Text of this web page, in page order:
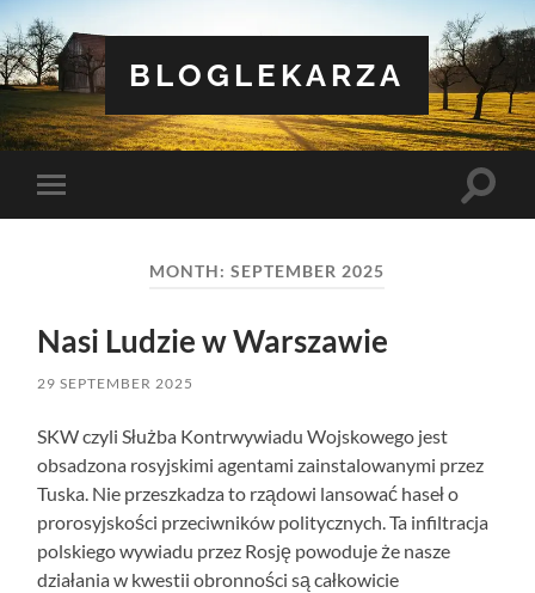
BLOGLEKARZA
Toggle
mobile
Toggle
MONTH:SEPTEMBER 2025
Nasi Ludzie w Warszawie
29 SEPTEMBER 2025
SKW czyli Służba Kontrwywiadu Wojskowego jest
obsadzona rosyjskimi agentami zainstalowanymi przez
Tuska. Nie przeszkadza to rządowi lansować haseł o
prorosyjskości przeciwników politycznych. Ta infiltracja
polskiego wywiadu przez Rosję powoduje że nasze
działania w kwestii obronności są całkowicie